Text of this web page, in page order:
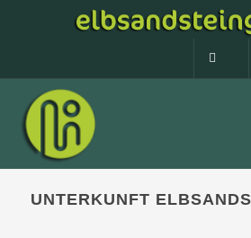
UNTERKUNFT